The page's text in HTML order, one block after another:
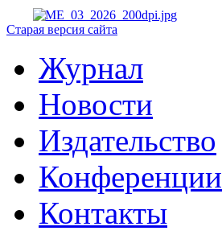
Старая версия сайта
Журнал
Новости
Издательство
Конференции
Контакты